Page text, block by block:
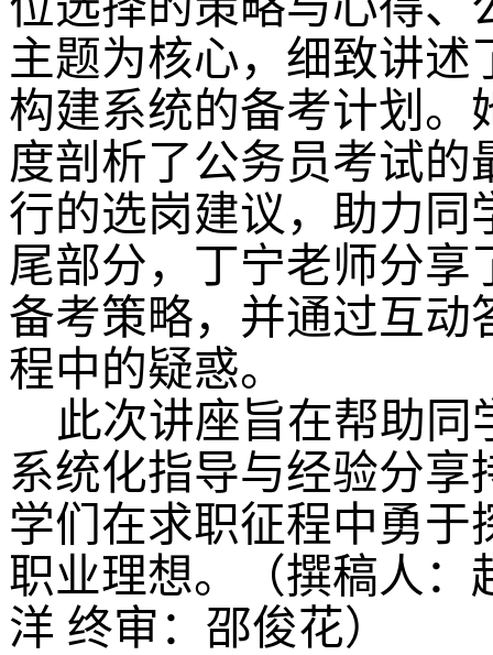
主题为核心，细致讲
构建系统的备考计划。
度剖析了公务员考试
行的选岗建议，助力同
尾部分，丁宁老师分享
备考策略，并通过互动
程中的疑惑。
此次讲座旨在帮助
系统化指导与经验分
学们在求职征程中勇于
职业理想。
（撰稿人：
洋 终审：邵俊花）